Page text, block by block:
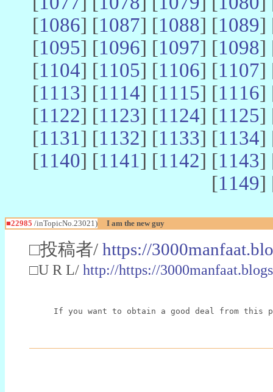
[1086] [1087] [1088] [1089]
[1095] [1096] [1097] [1098]
[1104] [1105] [1106] [1107]
[1113] [1114] [1115] [1116]
[1122] [1123] [1124] [1125]
[1131] [1132] [1133] [1134]
[1140] [1141] [1142] [1143]
[1149]
■22985 /inTopicNo.23021) I am the new guy
□投稿者/ https://
□U R L/ http://https://
If you want to obtain a good deal from this